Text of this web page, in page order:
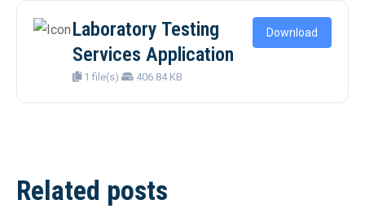
Laboratory Testing
Services Application
1 file(s) 406.84 KB
Download
Post
Related posts